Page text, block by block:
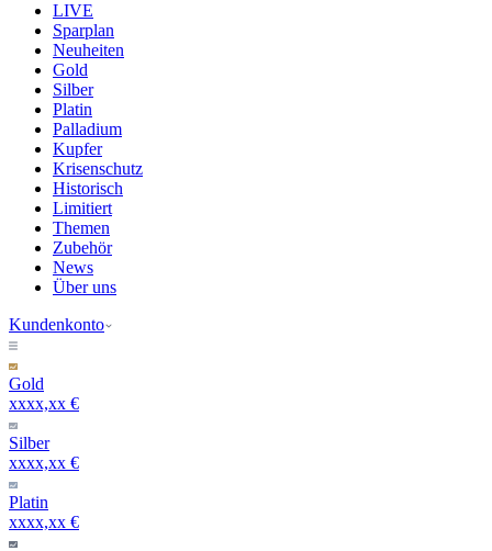
LIVE
Sparplan
Neuheiten
Gold
Silber
Platin
Palladium
Kupfer
Krisenschutz
Historisch
Limitiert
Themen
Zubehör
News
Über uns
Kundenkonto
Gold
xxxx,xx €
Silber
xxxx,xx €
Platin
xxxx,xx €